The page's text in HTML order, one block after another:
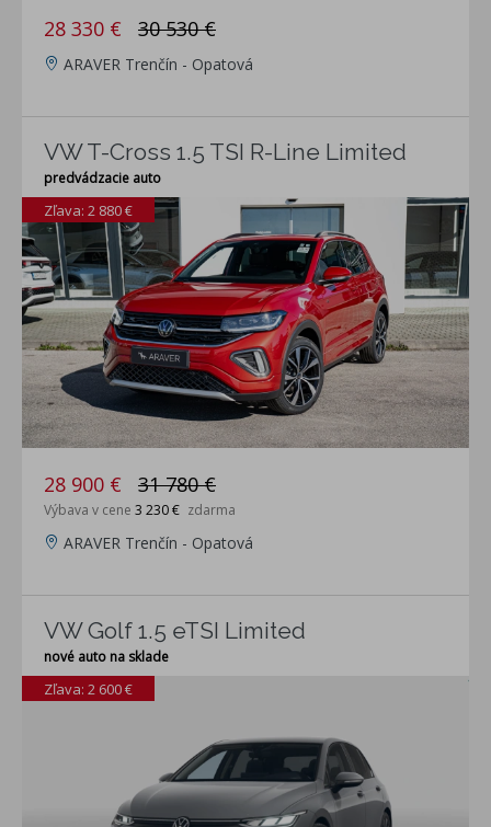
28 330 € 30 530 €
ARAVER Trenčín - Opatová
VW T-Cross 1.5 TSI R-Line Limited
predvádzacie auto
Zľava: 2 880 €
28 900 € 31 780 €
Výbava v cene 3 230 € zdarma
ARAVER Trenčín - Opatová
VW Golf 1.5 eTSI Limited
nové auto na sklade
Zľava: 2 600 €